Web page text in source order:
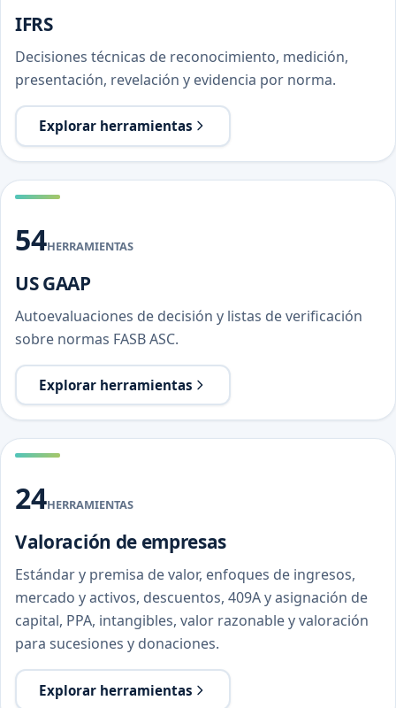
IFRS
Decisiones técnicas de reconocimiento, medición,
presentación, revelación y evidencia por norma.
Explorar herramientas
54HERRAMIENTAS
US GAAP
Autoevaluaciones de decisión y listas de verificación
sobre normas FASB ASC.
Explorar herramientas
24HERRAMIENTAS
Valoración de empresas
Estándar y premisa de valor, enfoques de ingresos,
mercado y activos, descuentos, 409A y asignación de
capital, PPA, intangibles, valor razonable y valoración
para sucesiones y donaciones.
Explorar herramientas